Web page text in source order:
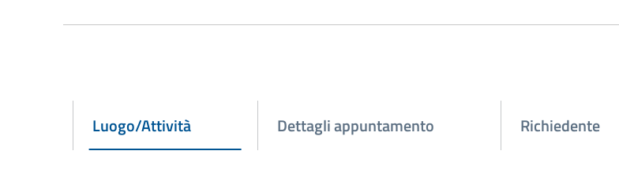
Luogo/Attività Dettagli appuntamento Richiedente